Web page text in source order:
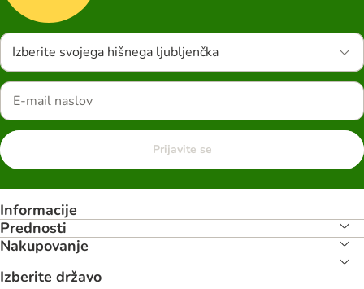
Izberite svojega hišnega ljubljenčka
Prijavite se
Informacije
Prednosti
Nakupovanje
Izberite državo